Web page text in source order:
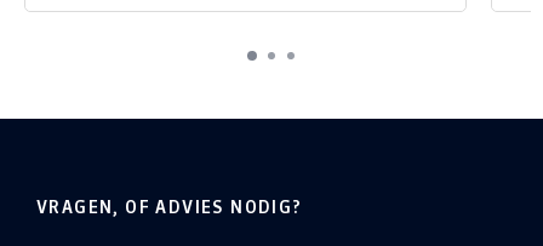
VRAGEN, OF ADVIES NODIG?